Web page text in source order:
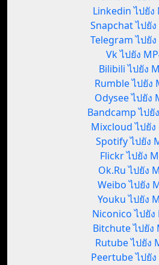
Linkedin ไปยัง
Snapchat ไปยั
Telegram ไปยั
Vk ไปยัง
Bilibili ไปยัง
Rumble ไปยัง
Odysee ไปยัง
Bandcamp ไปยั
Mixcloud ไปยัง
Spotify ไปยัง
Flickr ไปยัง
Ok.Ru ไปยัง
Weibo ไปยัง
Youku ไปยัง
Niconico ไปยัง
Bitchute ไปยัง
Rutube ไปยัง
Peertube ไปยัง